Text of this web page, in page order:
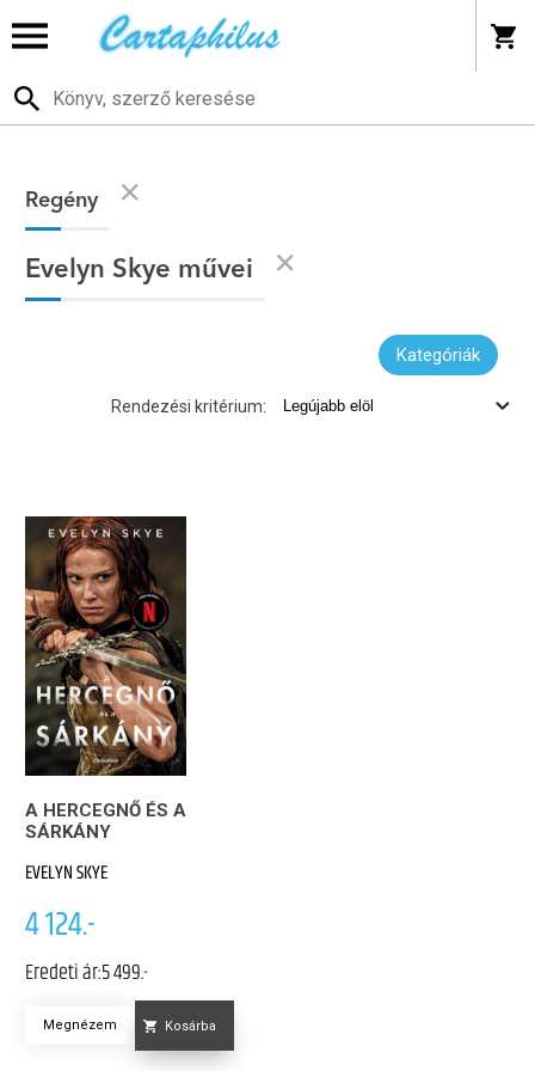
Regény
Evelyn Skye művei
Kategóriák
Rendezési kritérium:
A HERCEGNŐ ÉS A
SÁRKÁNY
EVELYN SKYE
4 124.-
Eredeti ár:5 499.-
Megnézem Kosárba